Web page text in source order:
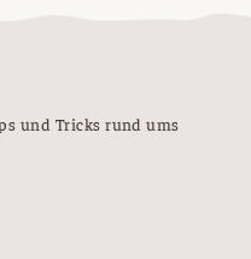
und Tricks rund ums